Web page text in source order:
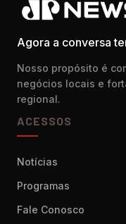
Agora a conversa
Nosso propósito é
negócios locais e
regional.
ACESSOS
Notícias
Programas
Fale Conosco